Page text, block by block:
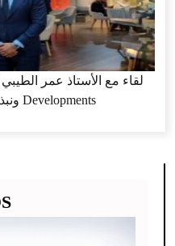
Developments ونبذة عن أهم مشاريعهم